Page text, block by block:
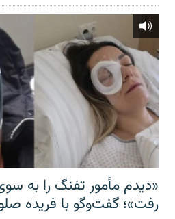
«دیدم مأمور تفنگ را به
رفت»؛ گفت‌و‌گو با فریده